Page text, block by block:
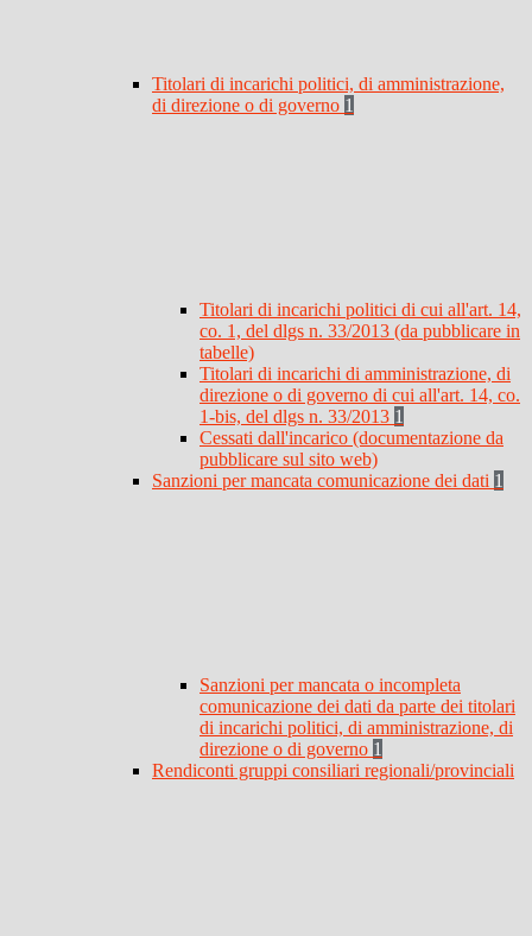
Titolari di incarichi politici, di amministrazione,
di direzione o di governo 1
Titolari di incarichi politici di cui all'art. 14,
co. 1, del dlgs n. 33/2013 (da pubblicare in
tabelle)
Titolari di incarichi di amministrazione, di
direzione o di governo di cui all'art. 14, co.
1-bis, del dlgs n. 33/2013 1
Cessati dall'incarico (documentazione da
pubblicare sul sito web)
Sanzioni per mancata comunicazione dei dati 1
Sanzioni per mancata o incompleta
comunicazione dei dati da parte dei titolari
di incarichi politici, di amministrazione, di
direzione o di governo 1
Rendiconti gruppi consiliari regionali/provinciali